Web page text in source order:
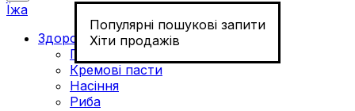
Популярні пошукові запити
Хіти продажів
Їжа
Здорове харчування
Горіхи
Кремові пасти
Насіння
Риба